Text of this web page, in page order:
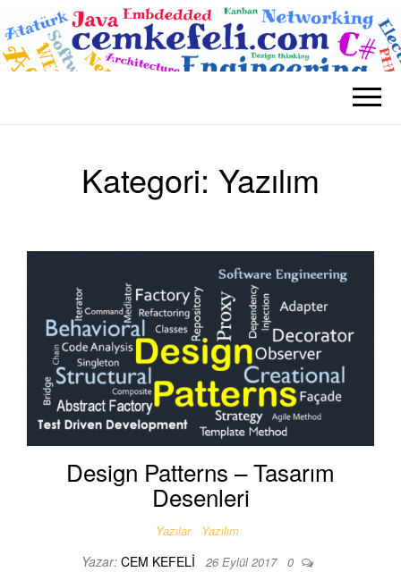
BLOG CEM
KEFELI
Teknolojik
Kategori: Yazılım
Design Patterns – Tasarım
Desenleri
Yazılar Yazılım
Yazar: CEM KEFELI 26 Eylül 2017 0